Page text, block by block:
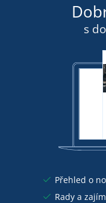
s
Přehled o
Rady a